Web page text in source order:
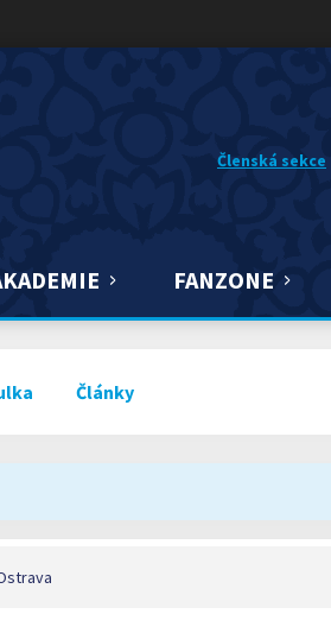
Členská sekce
FANZONE
Články